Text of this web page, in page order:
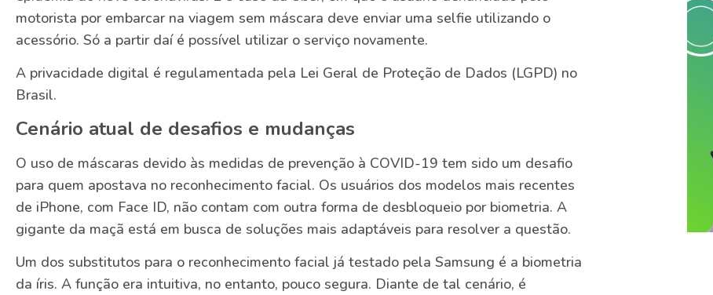
motorista por embarcar na viagem sem máscara deve enviar uma selfie utilizando o
acessório. Só a partir daí é possível utilizar o serviço novamente.
A privacidade digital é regulamentada pela Lei Geral de Proteção de Dados (LGPD) no
Brasil.
Cenário atual de desafios e mudanças
O uso de máscaras devido às medidas de prevenção à COVID-19 tem sido um desafio
para quem apostava no reconhecimento facial. Os usuários dos modelos mais recentes
de iPhone, com Face ID, não contam com outra forma de desbloqueio por biometria. A
gigante da maçã está em busca de soluções mais adaptáveis para resolver a questão.
Um dos substitutos para o reconhecimento facial já testado pela Samsung é a biometria
da íris. A função era intuitiva, no entanto, pouco segura. Diante de tal cenário, é